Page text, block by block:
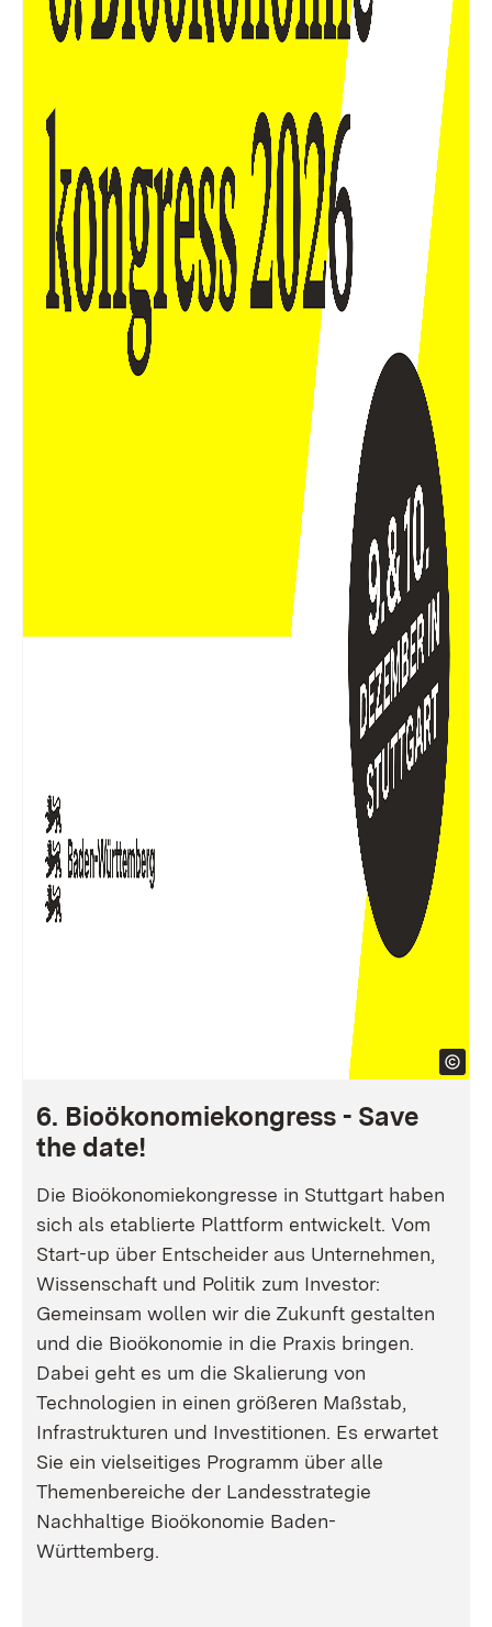
6. Bioökonomiekongress - Save
the date!
Die Bioökonomiekongresse in Stuttgart haben
sich als etablierte Plattform entwickelt. Vom
Start-up über Entscheider aus Unternehmen,
Wissenschaft und Politik zum Investor:
Gemeinsam wollen wir die Zukunft gestalten
und die Bioökonomie in die Praxis bringen.
Dabei geht es um die Skalierung von
Technologien in einen größeren Maßstab,
Infrastrukturen und Investitionen. Es erwartet
Sie ein vielseitiges Programm über alle
Themenbereiche der Landesstrategie
Nachhaltige Bioökonomie Baden-
Württemberg.